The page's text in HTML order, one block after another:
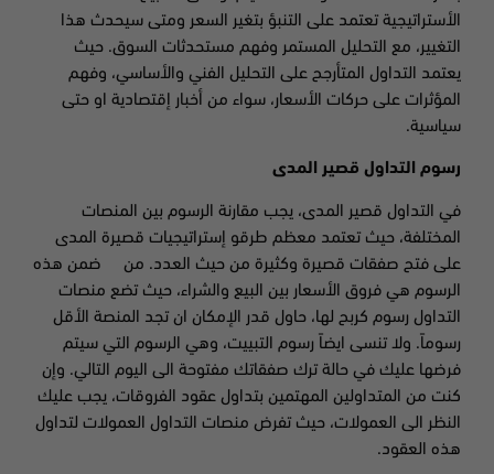
الأستراتيجية تعتمد على التنبؤ بتغير السعر ومتى سيحدث هذا
التغيير، مع التحليل المستمر وفهم مستحدثات السوق. حيث
يعتمد التداول المتأرجح على التحليل الفني والأساسي، وفهم
المؤثرات على حركات الأسعار، سواء من أخبار إقتصادية او حتى
سياسية.
رسوم التداول قصير المدى
في التداول قصير المدى، يجب مقارنة الرسوم بين المنصات
المختلفة، حيث تعتمد معظم طرقو إستراتيجيات قصيرة المدى
على فتح صفقات قصيرة وكثيرة من حيث العدد. من ضمن هذه
الرسوم هي فروق الأسعار بين البيع والشراء، حيث تضع منصات
التداول رسوم كربح لها، حاول قدر الإمكان ان تجد المنصة الأقل
رسوماً. ولا تنسى ايضاً رسوم التبييت، وهي الرسوم التي سيتم
فرضها عليك في حالة ترك صفقاتك مفتوحة الى اليوم التالي. وإن
كنت من المتداولين المهتمين بتداول عقود الفروقات، يجب عليك
النظر الى العمولات، حيث تفرض منصات التداول العمولات لتداول
هذه العقود.